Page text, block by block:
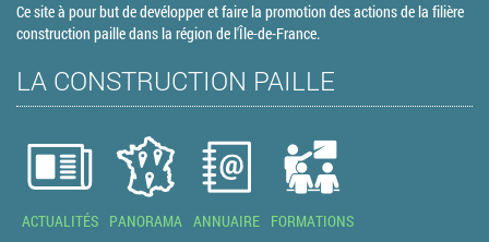
Ce site à pour but de devélopper et faire la promotion des actions de la filière
construction paille dans la région de l'Île-de-France.
LA CONSTRUCTION PAILLE
ACTUALITÉS PANORAMA ANNUAIRE FORMATIONS